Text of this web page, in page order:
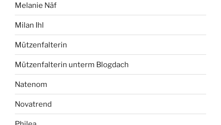
Melanie Näf
Milan Ihl
Mützenfalterin
Mützenfalterin unterm Blogdach
Natenom
Novatrend